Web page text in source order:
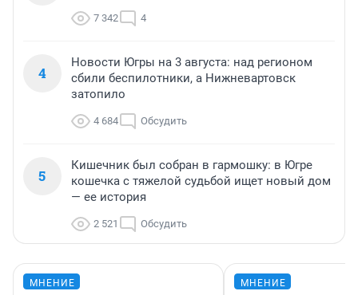
7 342 4
4
Новости Югры на 3 августа: над регионом
сбили беспилотники, а Нижневартовск
затопило
4 684 Обсудить
5
Кишечник был собран в гармошку: в Югре
кошечка с тяжелой судьбой ищет новый дом
— ее история
2 521 Обсудить
МНЕНИЕ МНЕНИЕ